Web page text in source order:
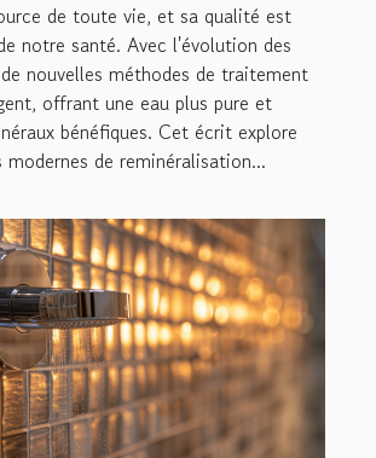
de toute vie, et sa qualité est
notre santé. Avec l'évolution des
nouvelles méthodes de traitement
offrant une eau plus pure et
bénéfiques. Cet écrit explore
modernes de reminéralisation...